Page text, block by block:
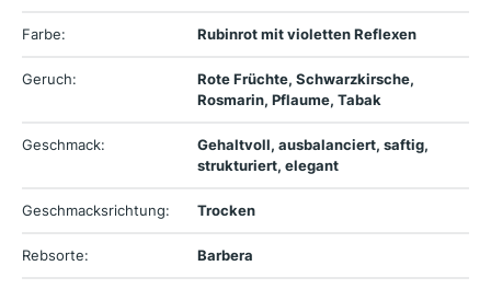
Farbe: Rubinrot mit violetten Reflexen
Geruch:
Rote Früchte, Schwarzkirsche,
Rosmarin, Pflaume, Tabak
Geschmack:
Gehaltvoll, ausbalanciert, saftig,
strukturiert, elegant
Geschmacksrichtung: Trocken
Rebsorte: Barbera